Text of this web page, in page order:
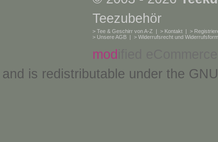
Teezubehör
> Tee & Geschirr von A-Z | > Kontakt | >
> Unsere AGB | > Widerrufsrecht und
mod
and is redistributable under the